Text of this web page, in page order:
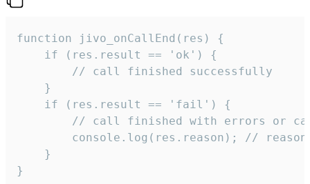
function jivo_onCallEnd(res) {
    if (res.result == 'ok') {
        // call finished successfully
    }
    if (res.result == 'fail') {
// call finished with errors or
console.log(res.reason); //
    }
}